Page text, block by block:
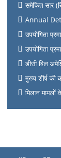
समेकित सार
Annual
उपयोगिता
उपयोगिता
डीसी बिल
मुख्य शीर्ष की
मिलान